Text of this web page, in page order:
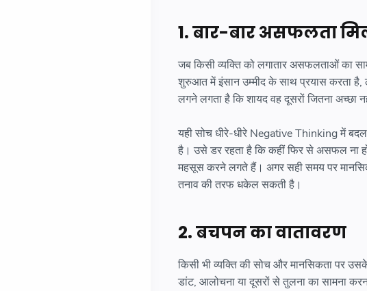
1. बार-बार असफलता
जब किसी व्यक्ति को लगातार असफलताओं का
शुरुआत में इंसान उम्मीद के साथ प्रयास करता है,
लगने लगता है कि शायद वह दूसरों जितना अच्छा
यही सोच धीरे-धीरे Negative Thinking में
है। उसे डर रहता है कि कहीं फिर से असफल ना
महसूस करने लगते हैं। अगर सही समय पर
तनाव की तरफ धकेल सकती है।
2. बचपन का वातावरण
किसी भी व्यक्ति की सोच और मानसिकता पर
डांट, आलोचना या दूसरों से तुलना का सामना